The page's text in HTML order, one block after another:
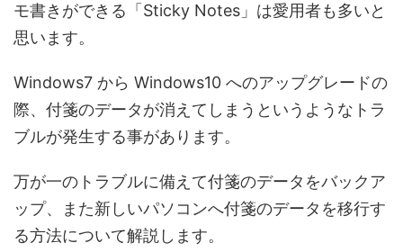
モ書きができる「Sticky Notes」は愛用者も多いと
思います。
Windows7 から Windows10 へのアップグレードの
際、付箋のデータが消えてしまうというようなトラ
ブルが発生する事があります。
万が一のトラブルに備えて付箋のデータをバックア
ップ、また新しいパソコンへ付箋のデータを移行す
る方法について解説します。